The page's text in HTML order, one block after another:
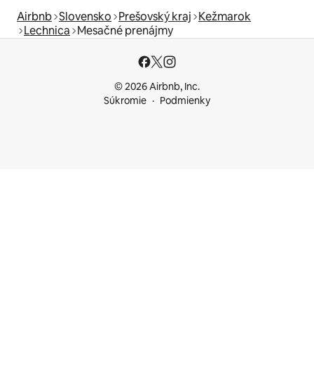
Airbnb Slovensko Prešovský kraj Kežmarok
Lechnica Mesačné prenájmy
© 2026 Airbnb, Inc.
Súkromie
Podmienky